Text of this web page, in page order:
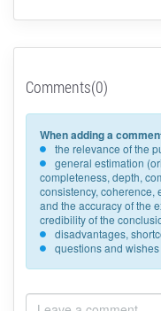
Comments(0)
When adding a
the relevance of the
general estimation
completeness, depth,
consistency, coherence,
and the accuracy of the
credibility of the
disadvantages,
questions and wishes